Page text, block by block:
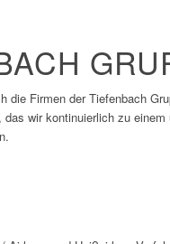
die Firmen der Tiefenbach
wir kontinuierlich zu